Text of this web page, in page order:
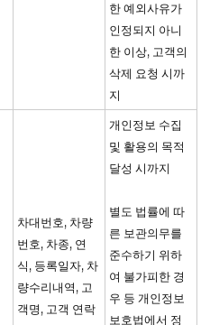
한 예외사유가
인정되지 아니
한 이상, 고객의
삭제 요청 시까
지
차대번호, 차량
번호, 차종, 연
식, 등록일자, 차
량수리내역, 고
객명, 고객 연락
개인정보 수집
및 활용의 목적
달성 시까지
별도 법률에 따
른 보관의무를
준수하기 위하
여 불가피한 경
우 등 개인정보
보호법에서 정